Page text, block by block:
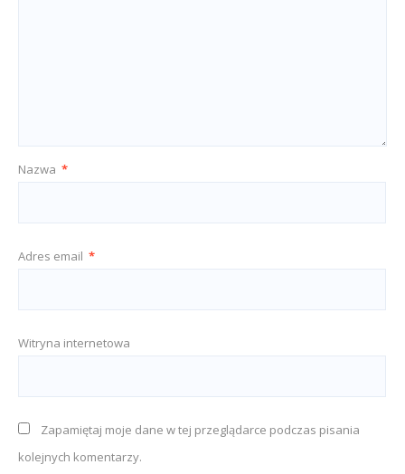
Nazwa *
Adres email *
Witryna internetowa
Zapamiętaj moje dane w tej przeglądarce podczas pisania
kolejnych komentarzy.